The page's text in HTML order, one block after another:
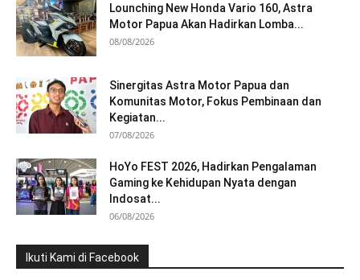
Lounching New Honda Vario 160, Astra
Motor Papua Akan Hadirkan Lomba...
08/08/2026
Sinergitas Astra Motor Papua dan
Komunitas Motor, Fokus Pembinaan dan
Kegiatan...
07/08/2026
HoYo FEST 2026, Hadirkan Pengalaman
Gaming ke Kehidupan Nyata dengan
Indosat...
06/08/2026
Ikuti Kami di Facebook